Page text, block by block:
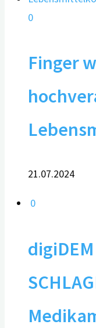
0
Finger
21.07.2024
0